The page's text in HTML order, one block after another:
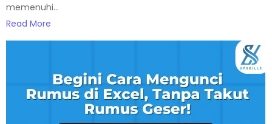
memenuhi...
Read More